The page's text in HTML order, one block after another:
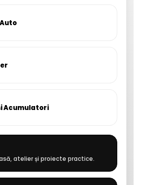
Acumulatori
atelier și proiecte practice.